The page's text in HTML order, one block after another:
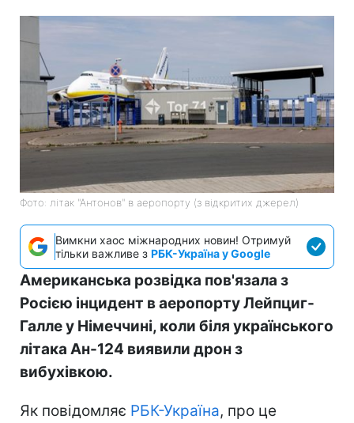
Фото: літак "Антонов" в аеропорту (з відкритих джерел)
Вимкни хаос міжнародних новин! Отримуй
тільки важливе з РБК-Україна у Google
Американська розвідка пов'язала з
Росією інцидент в аеропорту Лейпциг-
Галле у Німеччині, коли біля українського
літака Ан-124 виявили дрон з
вибухівкою.
Як повідомляє РБК-Україна, про це